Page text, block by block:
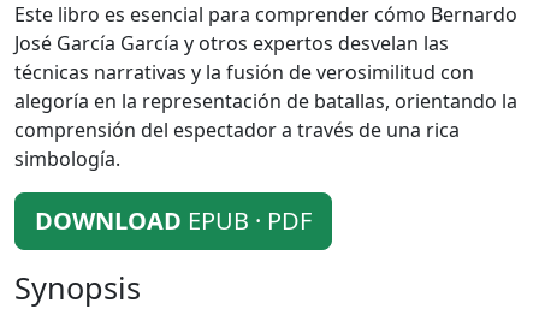
Este libro es esencial para comprender cómo Bernardo
José García García y otros expertos desvelan las
técnicas narrativas y la fusión de verosimilitud con
alegoría en la representación de batallas, orientando la
comprensión del espectador a través de una rica
simbología.
DOWNLOAD EPUB · PDF
Synopsis